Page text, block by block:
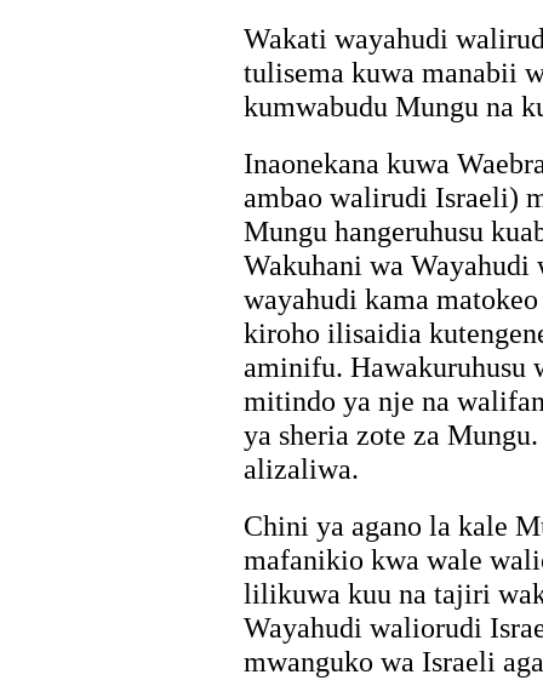
Wakati wayahudi
tulisema kuwa manabii
kumwabudu Mungu na
Inaonekana kuwa
ambao walirudi Israeli)
Mungu hangeruhusu
Wakuhani wa
wayahudi kama
kiroho ilisaidia
aminifu. Hawakuruhusu
mitindo ya nje na
ya sheria zote za
alizaliwa.
Chini ya agano la kale
mafanikio kwa wale
lilikuwa kuu na tajiri
Wayahudi waliorudi
mwanguko wa Israeli